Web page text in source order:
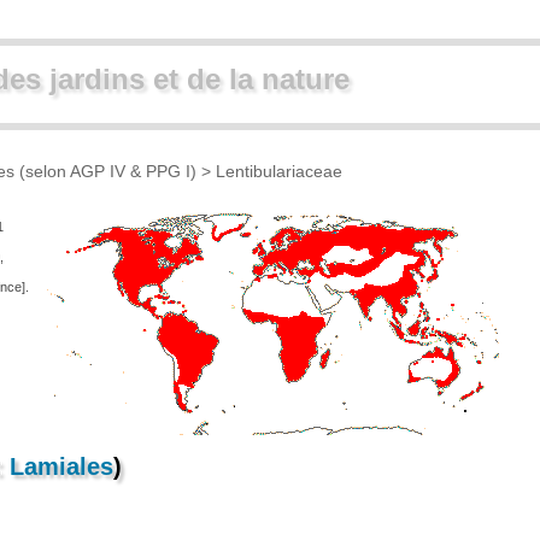
jardins et de la nature
(selon AGP IV & PPG I) > Lentibulariaceae
Lamiales)